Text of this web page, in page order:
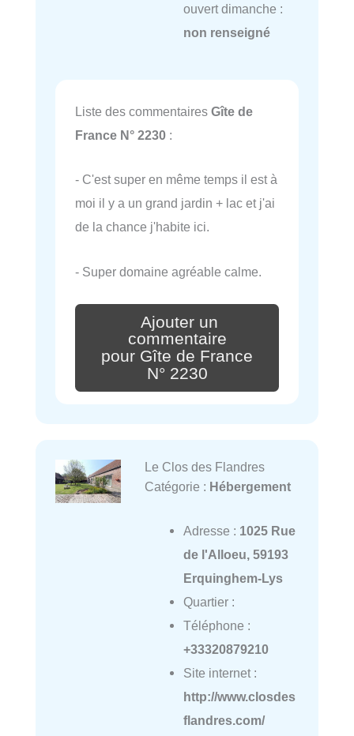
ouvert dimanche :
non renseigné
Liste des commentaires Gîte de
France N° 2230 :
- C'est super en même temps il est à
moi il y a un grand jardin + lac et j'ai
de la chance j'habite ici.
- Super domaine agréable calme.
Ajouter un
commentaire
pour Gîte de France
N° 2230
Le Clos des Flandres
Catégorie : Hébergement
Adresse : 1025 Rue
de l'Alloeu, 59193
Erquinghem-Lys
Quartier :
Téléphone :
+33320879210
Site internet :
http://www.closdes
flandres.com/